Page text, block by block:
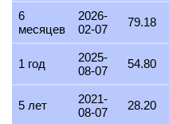
21 июля 2026 2,084.76
20 июля 2026 2,050.11
19 июля 2026
18 июля 2026 2,054.21
6
месяцев
2026-
02-07
79.18
1 год
2025-
08-07
54.80
5 лет
2021-
08-07
28.20